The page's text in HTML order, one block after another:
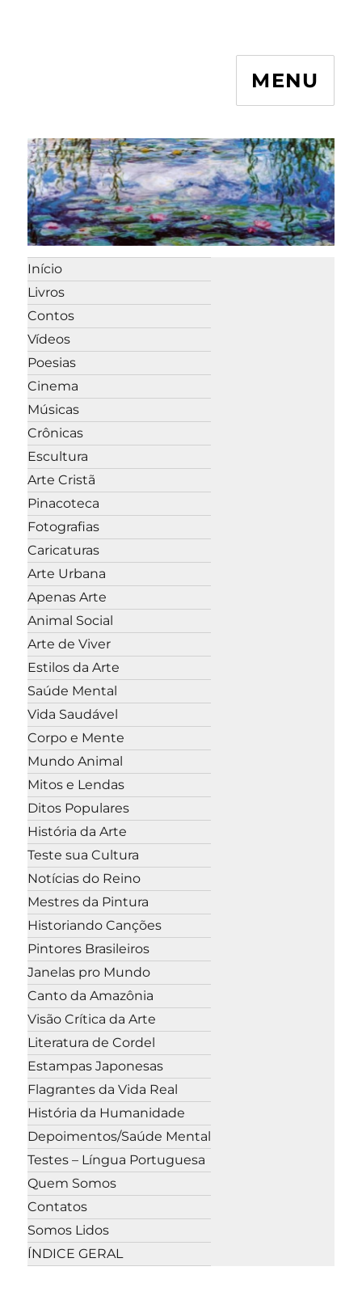
MENU
Início
Livros
Contos
Vídeos
Poesias
Cinema
Músicas
Crônicas
Escultura
Arte Cristã
Pinacoteca
Fotografias
Caricaturas
Arte Urbana
Apenas Arte
Animal Social
Arte de Viver
Estilos da Arte
Saúde Mental
Vida Saudável
Corpo e Mente
Mundo Animal
Mitos e Lendas
Ditos Populares
História da Arte
Teste sua Cultura
Notícias do Reino
Mestres da Pintura
Historiando Canções
Pintores Brasileiros
Janelas pro Mundo
Canto da Amazônia
Visão Crítica da Arte
Literatura de Cordel
Estampas Japonesas
Flagrantes da Vida Real
História da Humanidade
Depoimentos/Saúde Mental
Testes – Língua Portuguesa
Quem Somos
Contatos
Somos Lidos
ÍNDICE GERAL